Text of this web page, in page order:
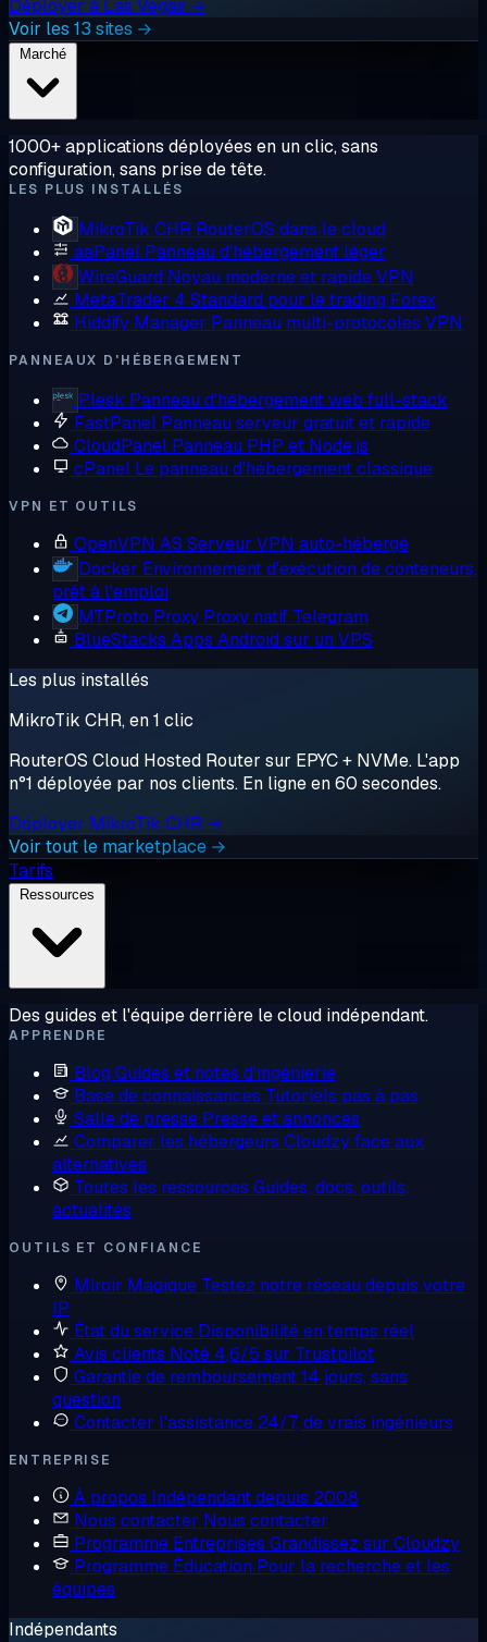
Déployer à Las Vegas →
Voir les 13 sites →
1000+ applications déployées en un clic, sans
configuration, sans prise de tête.
LES PLUS INSTALLÉS
MikroTik CHR RouterOS dans le cloud
aaPanel Panneau d'hébergement léger
WireGuard Noyau moderne et rapide VPN
MetaTrader 4 Standard pour le trading Forex
Hiddify Manager Panneau multi-protocoles VPN
PANNEAUX D'HÉBERGEMENT
Plesk Panneau d'hébergement web full-stack
FastPanel Panneau serveur gratuit et rapide
CloudPanel Panneau PHP et Node.js
cPanel Le panneau d'hébergement classique
VPN ET OUTILS
OpenVPN AS Serveur VPN auto-hébergé
Docker Environnement d'exécution de conteneurs,
prêt à l'emploi
MTProto Proxy Proxy natif Telegram
BlueStacks Apps Android sur un VPS
Les plus installés
MikroTik CHR, en 1 clic
RouterOS Cloud Hosted Router sur EPYC + NVMe. L'app
n°1 déployée par nos clients. En ligne en 60 secondes.
Déployer MikroTik CHR →
Voir tout le marketplace →
Tarifs
Des guides et l'équipe derrière le cloud indépendant.
APPRENDRE
Blog Guides et notes d'ingénierie
Base de connaissances Tutoriels pas à pas
Salle de presse Presse et annonces
Comparer les hébergeurs Cloudzy face aux
alternatives
Toutes les ressources Guides, docs, outils,
actualités
OUTILS ET CONFIANCE
Miroir Magique Testez notre réseau depuis votre
IP
État du service Disponibilité en temps réel
Avis clients Noté 4,6/5 sur Trustpilot
Garantie de remboursement14 jours, sans
question
Contacter l'assistance 24/7, de vrais ingénieurs
ENTREPRISE
À propos Indépendant depuis 2008
Nous contacter Nous contacter
Programme Entreprises Grandissez sur Cloudzy
Programme Éducation Pour la recherche et les
équipes
Indépendants